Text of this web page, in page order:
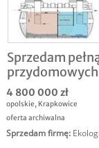
Sprzedam
przydomowych
4 800 000 zł
opolskie, Krapkowice
oferta archiwalna
Sprzedam firmę: